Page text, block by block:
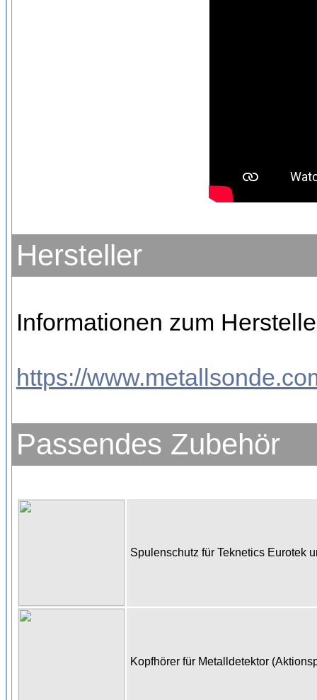
Hersteller
Informationen zum
https://
Passendes Zubehör
Spulenschutz für Teknetics Eurotek
Kopfhörer für Metalldetektor